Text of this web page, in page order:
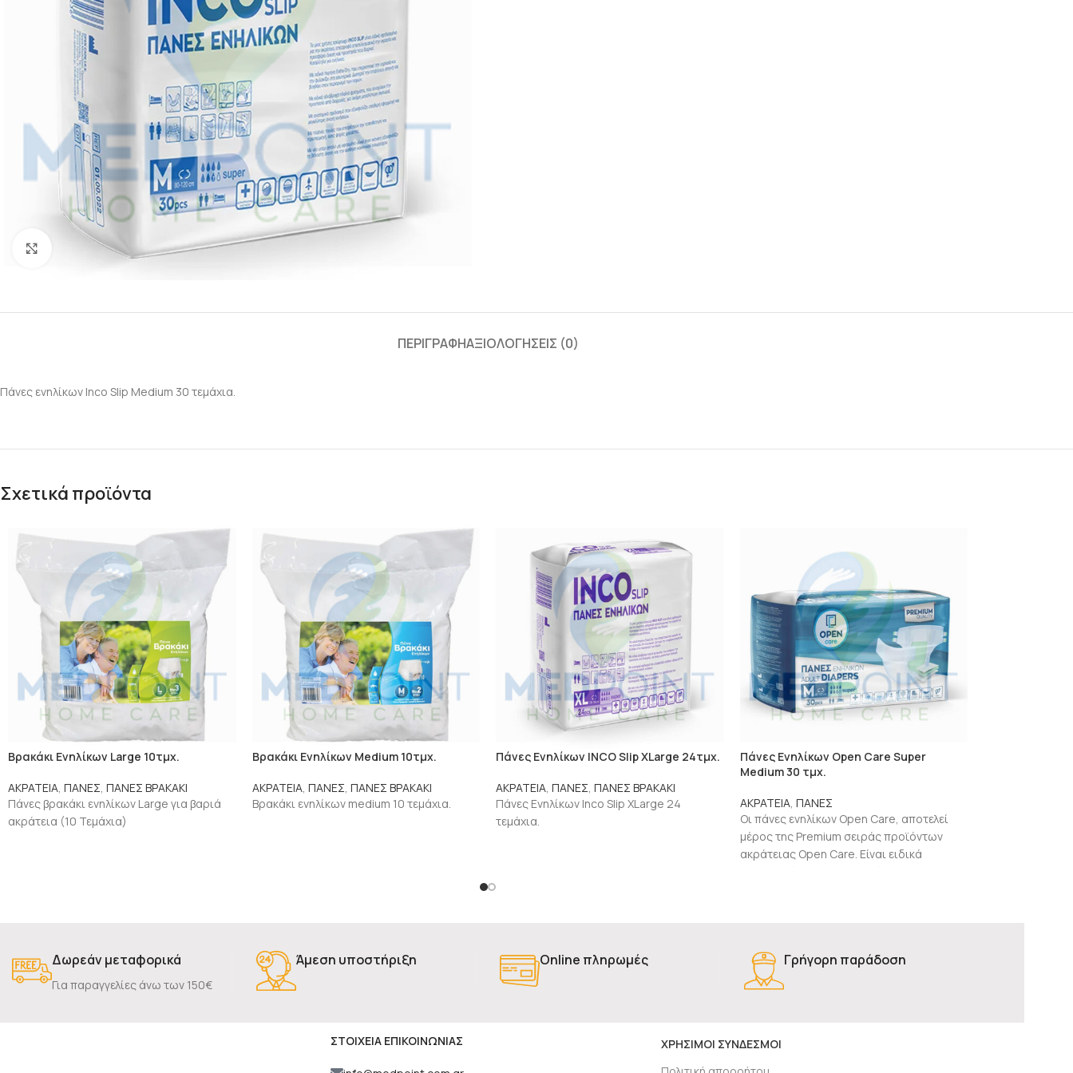
Click to enlarge
ΠΕΡΙΓΡΑΦΉΑΞΙΟΛΟΓΉΣΕΙΣ (0)
Πάνες ενηλίκων Inco Slip Medium 30 τεμάχια.
Σχετικά προϊόντα
Βρακάκι Ενηλίκων Large 10τμχ.
ΑΚΡΑΤΕΙΑ, ΠΑΝΕΣ, ΠΑΝΕΣ ΒΡΑΚΑΚΙ
Πάνες βρακάκι ενηλίκων Large για βαριά
ακράτεια (10 Τεμάχια)
Βρακάκι Ενηλίκων Μedium 10τμχ.
ΑΚΡΑΤΕΙΑ, ΠΑΝΕΣ, ΠΑΝΕΣ ΒΡΑΚΑΚΙ
Βρακάκι ενηλίκων medium 10 τεμάχια.
Πάνες Ενηλίκων INCO Slip XLarge 24τμχ.
ΑΚΡΑΤΕΙΑ, ΠΑΝΕΣ, ΠΑΝΕΣ ΒΡΑΚΑΚΙ
Πάνες Ενηλίκων Inco Slip XLarge 24
τεμάχια.
Πάνες Ενηλίκων Open Care Super
Medium 30 τμχ.
ΑΚΡΑΤΕΙΑ, ΠΑΝΕΣ
Οι πάνες ενηλίκων Open Care, αποτελεί
μέρος της Premium σειράς προϊόντων
ακράτειας Open Care. Είναι ειδικά
Δωρεάν μεταφορικά
Για παραγγελίες άνω των 150€
Άμεση υποστήριξη Online πληρωμές Γρήγορη παράδοση
ΣΤΟΙΧΕΙΑ ΕΠΙΚΟΙΝΩΝΙΑΣ
ΧΡΗΣΙΜΟΙ ΣΥΝΔΕΣΜΟΙ